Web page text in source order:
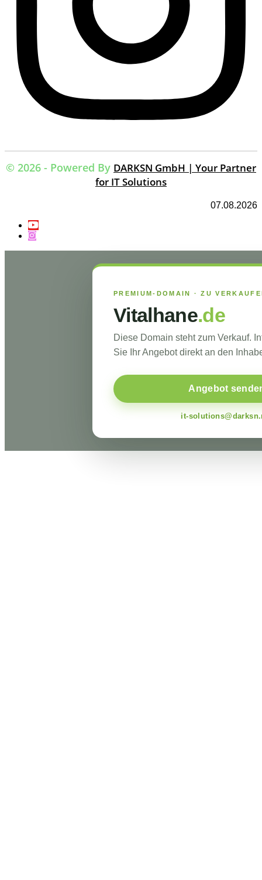
© 2026 - Powered By DARKSN GmbH | Your Partner
for IT Solutions
07.08.2026
PREMIUM-DOMAIN · ZU
Vitalhane.de
Diese Domain steht zum Verkauf.
Sie Ihr Angebot direkt an den
Angebot
it-